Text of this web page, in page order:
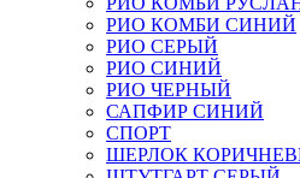
РИО КОМБИ СИНИЙ
РИО СЕРЫЙ
РИО СИНИЙ
РИО ЧЕРНЫЙ
САПФИР СИНИЙ
СПОРТ
ШЕРЛОК